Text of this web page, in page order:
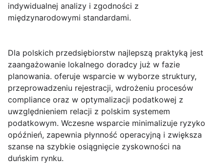
indywidualnej analizy i zgodności z
międzynarodowymi standardami.
Dla polskich przedsiębiorstw najlepszą praktyką jest
zaangażowanie lokalnego doradcy już w fazie
planowania. oferuje wsparcie w wyborze struktury,
przeprowadzeniu rejestracji, wdrożeniu procesów
compliance oraz w optymalizacji podatkowej z
uwzględnieniem relacji z polskim systemem
podatkowym. Wczesne wsparcie minimalizuje ryzyko
opóźnień, zapewnia płynność operacyjną i zwiększa
szanse na szybkie osiągnięcie zyskowności na
duńskim rynku.